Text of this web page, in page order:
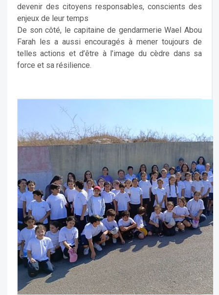
devenir des citoyens responsables, conscients des
enjeux de leur temps
De son côté, le capitaine de gendarmerie Wael Abou
Farah les a aussi encouragés à mener toujours de
telles actions et d’être à l’image du cèdre dans sa
force et sa résilience.